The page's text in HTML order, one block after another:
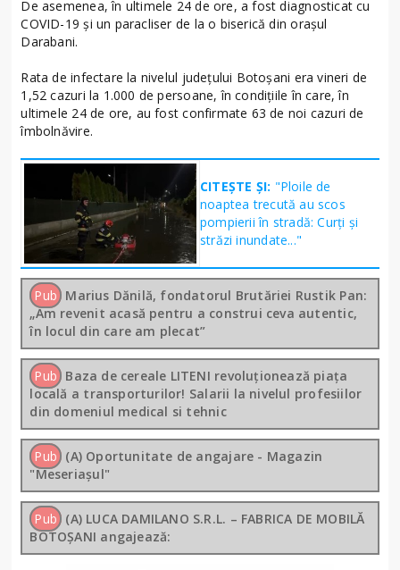
De asemenea, în ultimele 24 de ore, a fost diagnosticat cu
COVID-19 şi un paracliser de la o biserică din oraşul
Darabani.
Rata de infectare la nivelul judeţului Botoşani era vineri de
1,52 cazuri la 1.000 de persoane, în condiţiile în care, în
ultimele 24 de ore, au fost confirmate 63 de noi cazuri de
îmbolnăvire.
CITEȘTE ȘI: "Ploile de
noaptea trecută au scos
pompierii în stradă: Curți și
străzi inundate..."
Pub Marius Dănilă, fondatorul Brutăriei Rustik Pan:
„Am revenit acasă pentru a construi ceva autentic,
în locul din care am plecat”
Pub Baza de cereale LITENI revoluționează piața
locală a transporturilor! Salarii la nivelul profesiilor
din domeniul medical si tehnic
Pub (A) Oportunitate de angajare - Magazin
"Meseriașul"
Pub (A) LUCA DAMILANO S.R.L. – FABRICA DE MOBILĂ
BOTOȘANI angajează: